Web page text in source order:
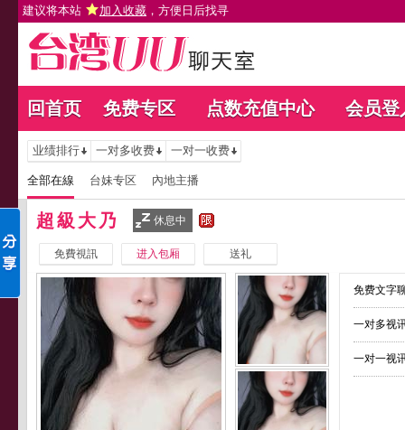
建议将本站 加入收藏 ，方便日后找寻
回首页 免费专区 点数充值中心 会员登
业绩排行 一对多收费 一对一收费
全部在線 台妹专区 內地主播
超級大乃 休息中
免費視訊 进入包厢 送礼
免费文字
一对多视
一对一视